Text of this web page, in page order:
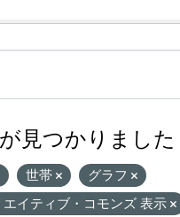
見つかりました
世帯
グラフ
エイティブ・コモンズ 表示